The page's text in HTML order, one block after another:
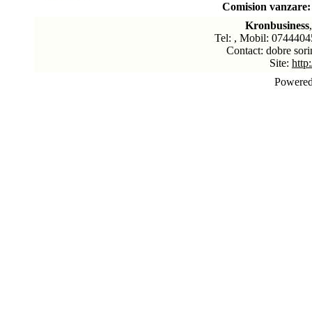
Comision
Kronbusiness
Tel: , Mobil:
Contact: dobre
Site: